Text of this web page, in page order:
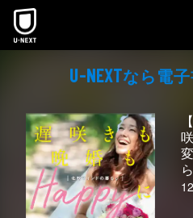
本文へスキップ
U-NEXTなら電